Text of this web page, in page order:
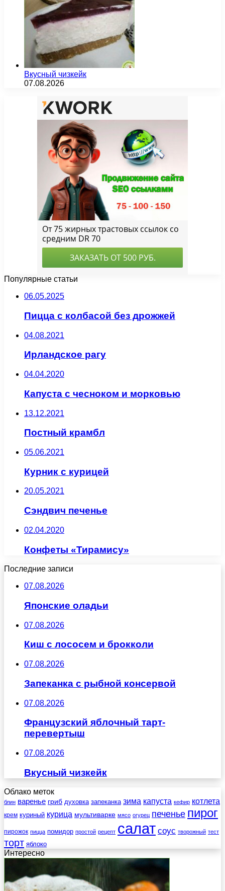
Вкусный чизкейк
07.08.2026
Популярные статьи
06.05.2025
Пицца с колбасой без дрожжей
04.08.2021
Ирландское рагу
04.04.2020
Капуста с чесноком и морковью
13.12.2021
Постный крамбл
05.06.2021
Курник с курицей
20.05.2021
Сэндвич печенье
02.04.2020
Конфеты «Тирамису»
Последние записи
07.08.2026
Японские оладьи
07.08.2026
Киш с лососем и брокколи
07.08.2026
Запеканка с рыбной консервой
07.08.2026
Французский яблочный тарт-
перевертыш
07.08.2026
Вкусный чизкейк
Облако меток
блин варенье гриб духовка запеканка зима капуста кефир котлета
крем куриный курица мультиварке мясо огурец печенье пирог
пирожок пицца помидор простой рецепт салат соус творожный тест
торт яблоко
Интересно